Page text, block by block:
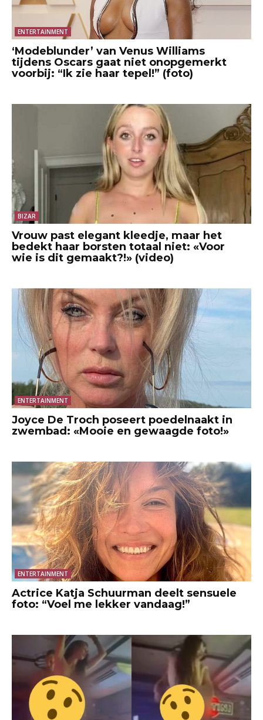
ENTERTAINMENT
‘Modeblunder’ van Venus Williams
tijdens Oscars gaat niet onopgemerkt
voorbij: “Ik zie haar tepel!” (foto)
BIZAR
Vrouw past elegant kleedje, maar het
bedekt haar borsten totaal niet: «Voor
wie is dit gemaakt?!» (video)
ENTERTAINMENT
Joyce De Troch poseert poedelnaakt in
zwembad: «Mooie en gewaagde foto!»
ENTERTAINMENT
Actrice Katja Schuurman deelt sensuele
foto: “Voel me lekker vandaag!”